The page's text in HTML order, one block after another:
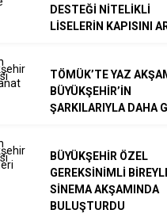
DESTEĞİ NİTELİKLİ
LİSELERİN KAPISINI
TÖMÜK’TE YAZ
BÜYÜKŞEHİR’İN
ŞARKILARIYLA DAHA
BÜYÜKŞEHİR ÖZEL
GEREKSİNİMLİ
SİNEMA AKŞAMINDA
BULUŞTURDU